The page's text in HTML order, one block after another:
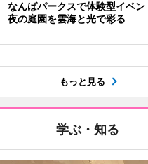
なんばパークスで体験型イベ
夜の庭園を雲海と光で彩る
もっと見る
学ぶ・知る